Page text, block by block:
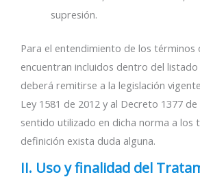
supresión.
Para el entendimiento de los términos
encuentran incluidos dentro del
deberá remitirse a la legislación
Ley 1581 de 2012 y al Decreto 1377
sentido utilizado en dicha norma a los
definición exista duda alguna.
II. Uso y finalidad del